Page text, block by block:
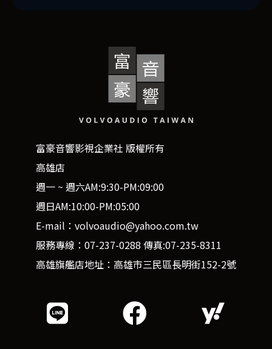
富豪音響影視企業社 版權所有
高雄店
週一 ~ 週六AM:9:30-PM:09:00
週日AM:10:00-PM:05:00
E-mail：volvoaudio@yahoo.com.tw
服務專線：07-237-0288 傳真:07-235-8311
高雄旗艦店地址：高雄市三民區長明街152-2號